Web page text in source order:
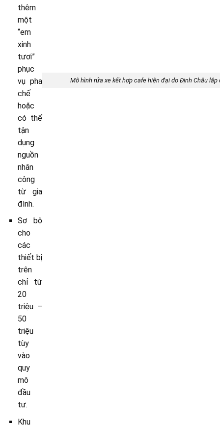
thêm
một
“em
xinh
tươi”
phục
vụ pha
chế
hoặc
có thể
tận
dụng
nguồn
nhân
công
từ gia
đình.
Sơ bộ
cho
các
thiết bị
trên
chỉ từ
20
triệu –
50
triệu
tùy
vào
quy
mô
đầu
tư.
Khu
Mô hình rửa xe kết hợp cafe hiện đại do Định Châu lắp